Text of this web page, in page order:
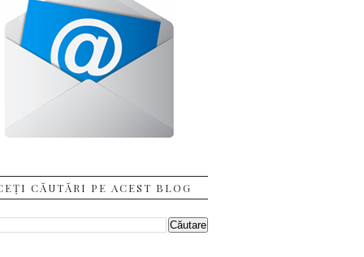
CĂUTĂRI PE ACEST BLOG